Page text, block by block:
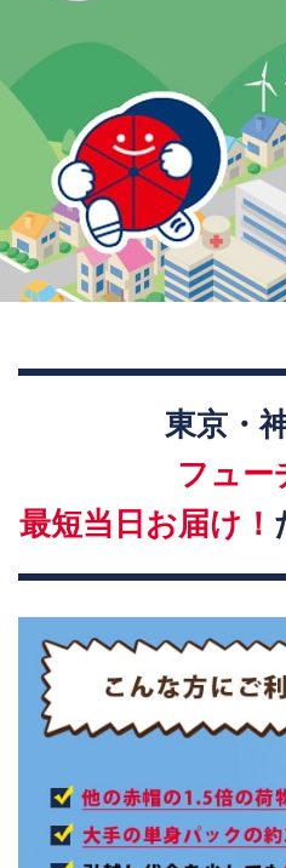
東京・
フュー
最短当日お届け！